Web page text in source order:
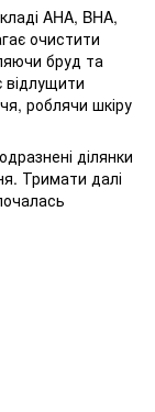
AHA, BHA,
очистити
бруд та
роблячи шкіру
ділянки
Тримати далі